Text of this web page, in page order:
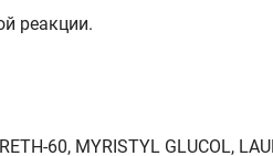
реакции.
60, MYRISTYL GLUCOL,